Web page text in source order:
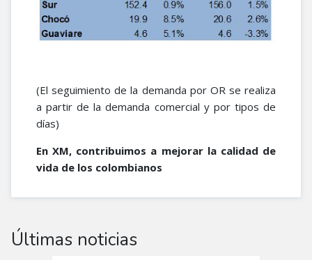
(El seguimiento de la demanda por OR se realiza
a partir de la demanda comercial y por tipos de
días)
En XM, contribuimos a mejorar la calidad de
vida de los colombianos
Últimas noticias